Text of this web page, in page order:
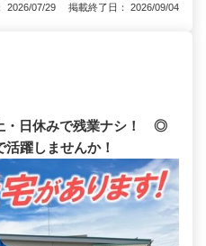
2026/07/29 掲載終了日： 2026/09/04
・日休みで残業ナシ！ ◎
躍しませんか！